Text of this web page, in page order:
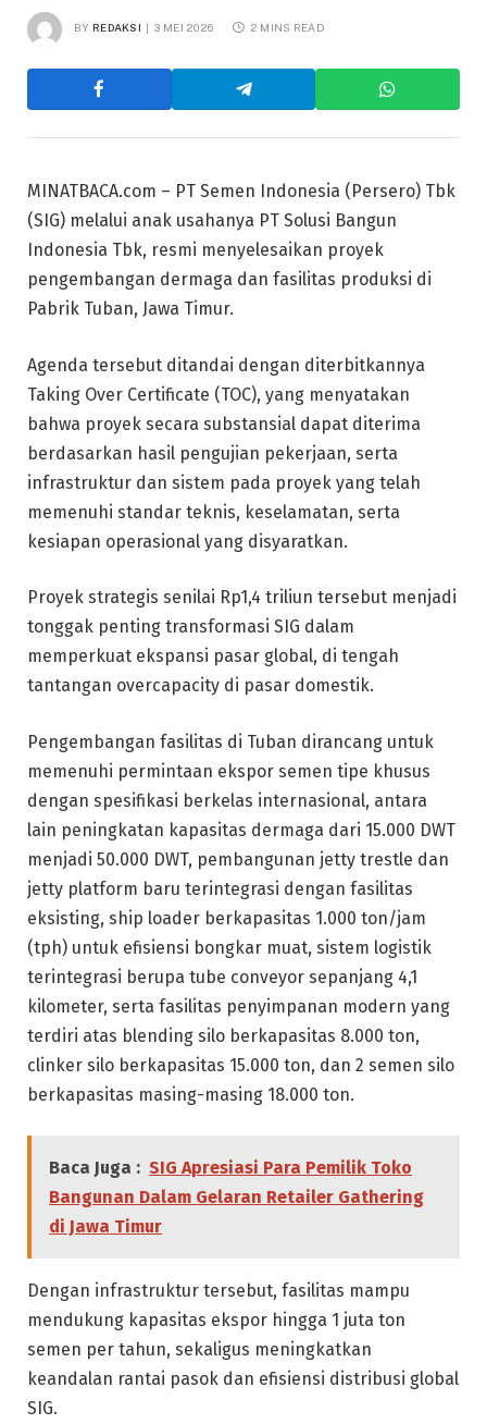
BY REDAKSI 3 MEI 2026 2 MINS READ
MINATBACA.com – PT Semen Indonesia (Persero) Tbk
(SIG) melalui anak usahanya PT Solusi Bangun
Indonesia Tbk, resmi menyelesaikan proyek
pengembangan dermaga dan fasilitas produksi di
Pabrik Tuban, Jawa Timur.
Agenda tersebut ditandai dengan diterbitkannya
Taking Over Certificate (TOC), yang menyatakan
bahwa proyek secara substansial dapat diterima
berdasarkan hasil pengujian pekerjaan, serta
infrastruktur dan sistem pada proyek yang telah
memenuhi standar teknis, keselamatan, serta
kesiapan operasional yang disyaratkan.
Proyek strategis senilai Rp1,4 triliun tersebut menjadi
tonggak penting transformasi SIG dalam
memperkuat ekspansi pasar global, di tengah
tantangan overcapacity di pasar domestik.
Pengembangan fasilitas di Tuban dirancang untuk
memenuhi permintaan ekspor semen tipe khusus
dengan spesifikasi berkelas internasional, antara
lain peningkatan kapasitas dermaga dari 15.000 DWT
menjadi 50.000 DWT, pembangunan jetty trestle dan
jetty platform baru terintegrasi dengan fasilitas
eksisting, ship loader berkapasitas 1.000 ton/jam
(tph) untuk efisiensi bongkar muat, sistem logistik
terintegrasi berupa tube conveyor sepanjang 4,1
kilometer, serta fasilitas penyimpanan modern yang
terdiri atas blending silo berkapasitas 8.000 ton,
clinker silo berkapasitas 15.000 ton, dan 2 semen silo
berkapasitas masing-masing 18.000 ton.
Baca Juga : SIG Apresiasi Para Pemilik Toko
Bangunan Dalam Gelaran Retailer Gathering
di Jawa Timur
Dengan infrastruktur tersebut, fasilitas mampu
mendukung kapasitas ekspor hingga 1 juta ton
semen per tahun, sekaligus meningkatkan
keandalan rantai pasok dan efisiensi distribusi global
SIG.